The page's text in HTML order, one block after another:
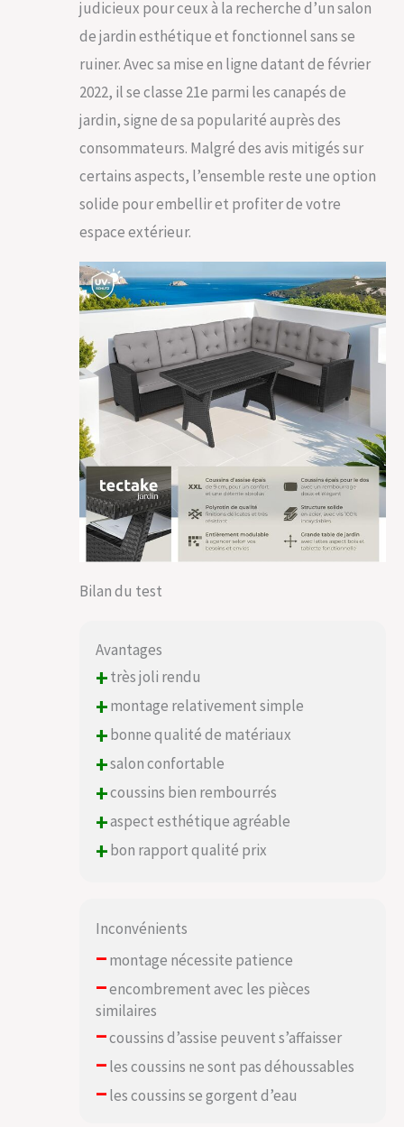
expérience sans
salon de jardin
pratique et
judicieux pour ceux à la recherche d’un salon
de jardin esthétique et fonctionnel sans se
ruiner. Avec sa mise en ligne datant de février
2022, il se classe 21e parmi les canapés de
jardin, signe de sa popularité auprès des
consommateurs. Malgré des avis mitigés sur
certains aspects, l’ensemble reste une option
solide pour embellir et profiter de votre
espace extérieur.
Bilan du test
Avantages
+très joli rendu
+montage relativement simple
+bonne qualité de matériaux
+salon confortable
+coussins bien rembourrés
+aspect esthétique agréable
+bon rapport qualité prix
Inconvénients
–montage nécessite patience
–encombrement avec les pièces
similaires
–coussins d’assise peuvent s’affaisser
–les coussins ne sont pas déhoussables
–les coussins se gorgent d’eau